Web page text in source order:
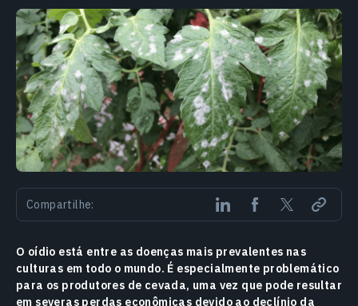
Compartilhe:
O oídio está entre as doenças mais prevalentes nas
culturas em todo o mundo. É especialmente problemático
para os produtores de cevada, uma vez que pode resultar
em severas perdas econômicas devido ao declínio da